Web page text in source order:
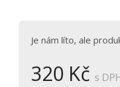
Je nám líto, ale
320 Kč s